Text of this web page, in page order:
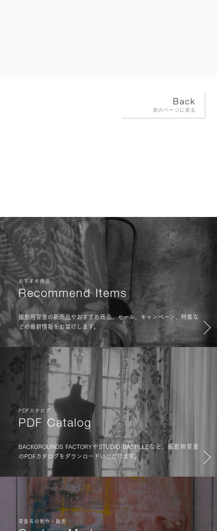
Back
前のページに戻る
おすすめ商品
Recommend Items
撮影用背景の新商品やおすすめ商品、セール、キャンペーン、特集な
どの最新情報をお届けします。
PDFカタログ
PDF Catalog
BACKGROUNDS FACTORYやSTUDIO BASTILLEなど、撮影用背景
のPDFカタログをダウンロードいただけます。
背景布の制作・販売